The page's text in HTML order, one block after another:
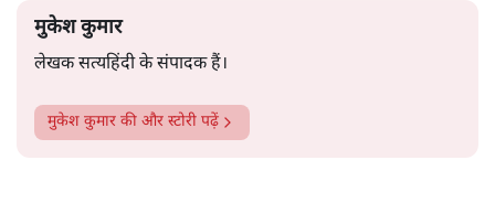
मुकेश कुमार
लेखक सत्यहिंदी के संपादक हैं।
मुकेश कुमार की और स्टोरी पढ़ें